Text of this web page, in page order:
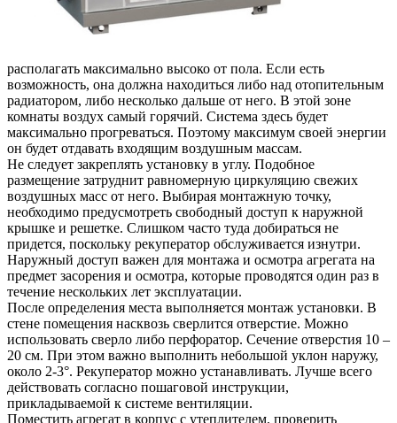
располагать максимально высоко от пола. Если есть
возможность, она должна находиться либо над отопительным
радиатором, либо несколько дальше от него. В этой зоне
комнаты воздух самый горячий. Система здесь будет
максимально прогреваться. Поэтому максимум своей энергии
он будет отдавать входящим воздушным массам.
Не следует закреплять установку в углу. Подобное
размещение затруднит равномерную циркуляцию свежих
воздушных масс от него. Выбирая монтажную точку,
необходимо предусмотреть свободный доступ к наружной
крышке и решетке. Слишком часто туда добираться не
придется, поскольку рекуператор обслуживается изнутри.
Наружный доступ важен для монтажа и осмотра агрегата на
предмет засорения и осмотра, которые проводятся один раз в
течение нескольких лет эксплуатации.
После определения места выполняется монтаж установки. В
стене помещения насквозь сверлится отверстие. Можно
использовать сверло либо перфоратор. Сечение отверстия 10 –
20 см. При этом важно выполнить небольшой уклон наружу,
около 2-3°. Рекуператор можно устанавливать. Лучше всего
действовать согласно пошаговой инструкции,
прикладываемой к системе вентиляции.
Поместить агрегат в корпус с утеплителем, проверить